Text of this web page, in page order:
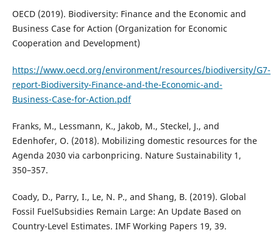
OECD (2019). Biodiversity: Finance and the Economic and
Business Case for Action (Organization for Economic
Cooperation and Development)
https://www.oecd.org/environment/resources/biodiversity/G7-
report-Biodiversity-Finance-and-the-Economic-and-
Business-Case-for-Action.pdf
Franks, M., Lessmann, K., Jakob, M., Steckel, J., and
Edenhofer, O. (2018). Mobilizing domestic resources for the
Agenda 2030 via carbonpricing. Nature Sustainability 1,
350–357.
Coady, D., Parry, I., Le, N. P., and Shang, B. (2019). Global
Fossil FuelSubsidies Remain Large: An Update Based on
Country-Level Estimates. IMF Working Papers 19, 39.